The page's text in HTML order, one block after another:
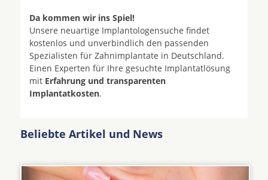
Da kommen wir ins Spiel!
Unsere neuartige Implantologensuche findet
kostenlos und unverbindlich den passenden
Spezialisten für Zahnimplantate in Deutschland.
Einen Experten für Ihre gesuchte Implantatlösung
mit Erfahrung und transparenten
Implantatkosten.
Beliebte Artikel und News